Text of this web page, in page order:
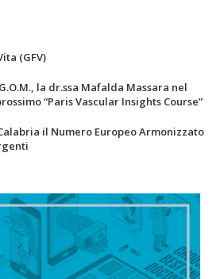
(GFV)
la dr.ssa Mafalda Massara nel
“Paris Vascular Insights Course”
il Numero Europeo Armonizzato